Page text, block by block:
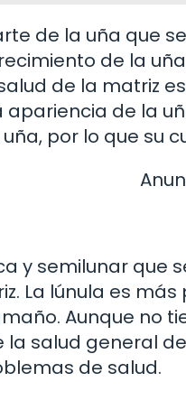
de la uña que
de la
de la matriz
de la
por lo que su
y semilunar que
La lúnula es
Aunque no
salud general
de salud.